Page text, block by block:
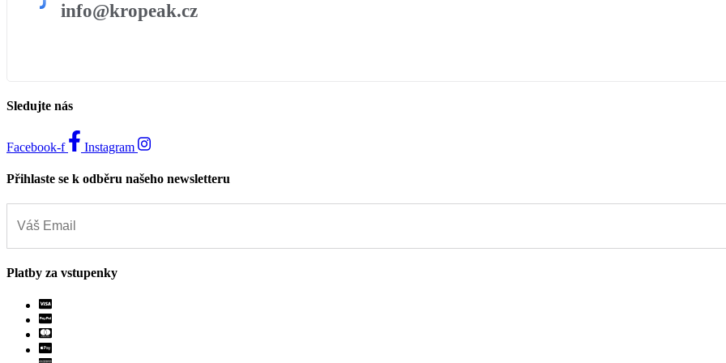
info@kropeak.cz
Sledujte nás
Facebook-f Instagram
Přihlaste se k odběru našeho newsletteru
Platby za vstupenky